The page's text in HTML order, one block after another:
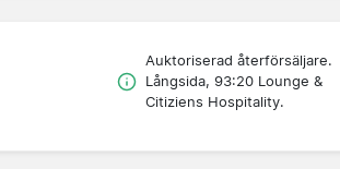
Auktoriserad återförsäljare.
Långsida, 93:20 Lounge &
Citiziens Hospitality.